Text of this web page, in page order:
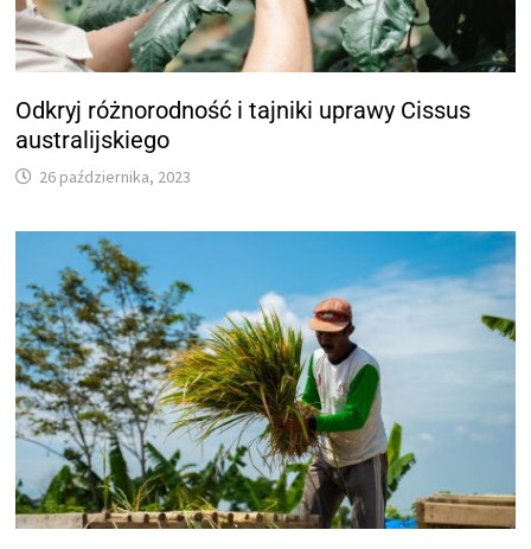
Odkryj różnorodność i tajniki uprawy Cissus
australijskiego
26 października, 2023